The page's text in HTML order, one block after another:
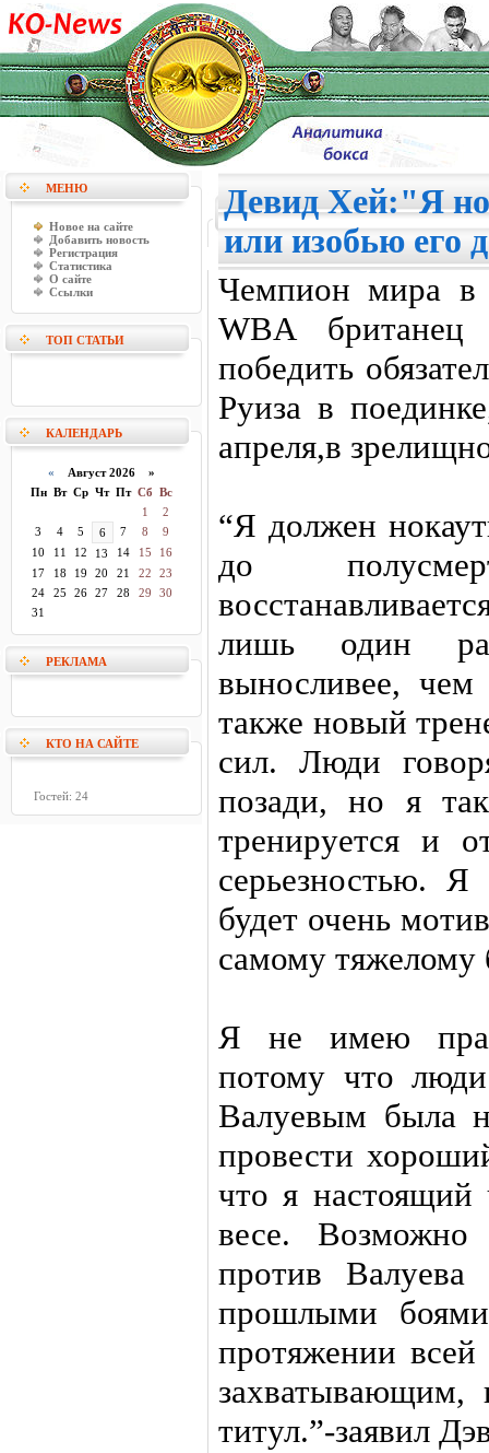
МЕНЮ
Новое на сайте
Добавить новость
Регистрация
Статистика
О сайте
Ссылки
ТОП СТАТЬИ
КАЛЕНДАРЬ
« Август 2026 »
Пн Вт Ср Чт Пт Сб Вс
1
2
3
4 5 6 7 8
9
10
11 12 13 14 15
16
17
18 19 20 21 22
23
24
25 26 27 28 29
30
31
РЕКЛАМА
КТО НА САЙТЕ
Гостей: 24
Девид Хей:"Я
или изобью его
Чемпион мира в
WBA британец
победить
Руиза в
апреля,в
“Я должен
до
лишь один
выносливее,
также новый
сил. Люди
позади, но я
тренируется и
серьезностью.
будет очень
самому
Я не имею
потому что
Валуевым была
провести
что я
весе.
против
прошлыми
протяжении
захватывающим,
титул.”-заявил